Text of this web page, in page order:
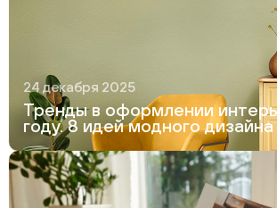
24 декабря 2025
Тренды в оформлении
году. 8 идей модного дизайна